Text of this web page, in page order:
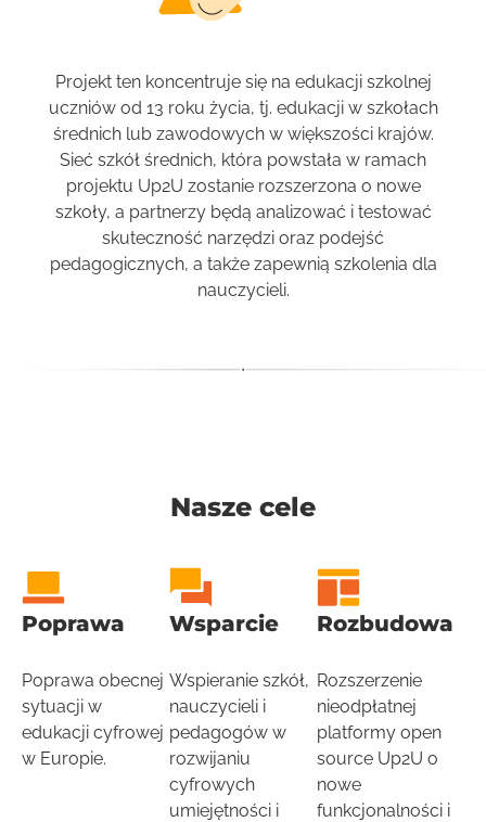
Projekt ten koncentruje się na edukacji szkolnej
uczniów od 13 roku życia, tj. edukacji w szkołach
średnich lub zawodowych w większości krajów.
Sieć szkół średnich, która powstała w ramach
projektu Up2U zostanie rozszerzona o nowe
szkoły, a partnerzy będą analizować i testować
skuteczność narzędzi oraz podejść
pedagogicznych, a także zapewnią szkolenia dla
nauczycieli.
Nasze cele
Poprawa
Poprawa obecnej
sytuacji w
edukacji cyfrowej
w Europie.
Wsparcie
Wspieranie szkół,
nauczycieli i
pedagogów w
rozwijaniu
cyfrowych
umiejętności i
Rozbudowa
Rozszerzenie
nieodpłatnej
platformy open
source Up2U o
nowe
funkcjonalności i